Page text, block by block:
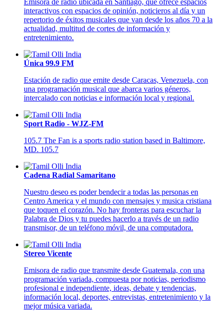
Emisora de radio ubicada en Santiago, que ofrece espacios
interactivos con espacios de opinión, noticieros al día y un
repertorio de éxitos musicales que van desde los años 70 a la
actualidad, multitud de cortes de información y
entretenimiento.
Única 99.9 FM
Estación de radio que emite desde Caracas, Venezuela, con
una programación musical que abarca varios géneros,
intercalado con noticias e información local y regional.
Sport Radio - WJZ-FM
105.7 The Fan is a sports radio station based in Baltimore,
MD. 105.7
Cadena Radial Samaritano
Nuestro deseo es poder bendecir a todas las personas en
Centro America y el mundo con mensajes y musica cristiana
que toquen el corazón. No hay fronteras para escuchar la
Palabra de Dios y tu puedes hacerlo a través de un radio
transmisor, de un teléfono móvil, de una computadora.
Stereo Vicente
Emisora de radio que transmite desde Guatemala, con una
programación variada, compuesta por noticias, periodismo
profesional e independiente, ideas, debate y tendencias,
información local, deportes, entrevistas, entretenimiento y la
mejor música variada.